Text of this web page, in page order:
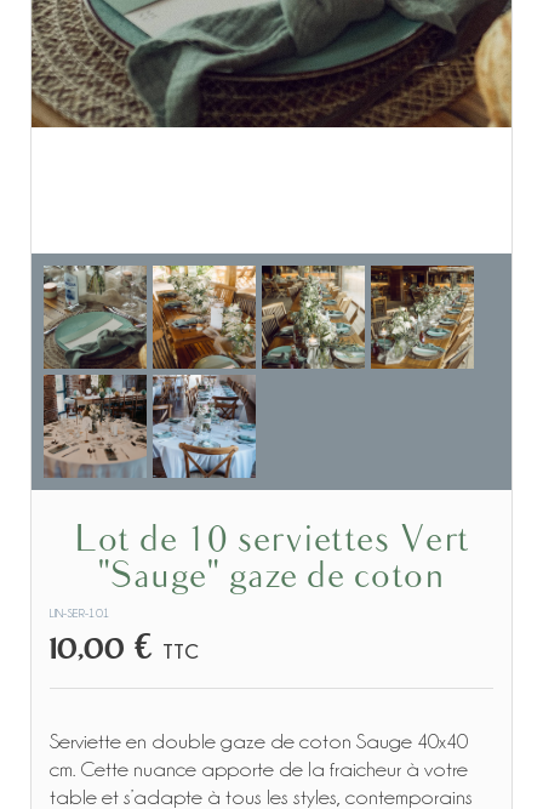
Lot de 10 serviettes Vert
"Sauge" gaze de coton
LIN-SER-101
10,00 € TTC
Serviette en double gaze de coton Sauge 40x40
cm. Cette nuance apporte de la fraicheur à votre
table et s’adapte à tous les styles, contemporains